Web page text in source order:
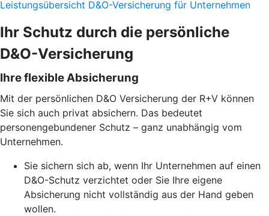
Leistungsübersicht D&O-Versicherung für Unternehmen
Ihr Schutz durch die persönliche
D&O-Versicherung
Ihre flexible Absicherung
Mit der persönlichen D&O Versicherung der R+V können
Sie sich auch privat absichern. Das bedeutet
personengebundener Schutz – ganz unabhängig vom
Unternehmen.
Sie sichern sich ab, wenn Ihr Unternehmen auf einen
D&O-Schutz verzichtet oder Sie Ihre eigene
Absicherung nicht vollständig aus der Hand geben
wollen.